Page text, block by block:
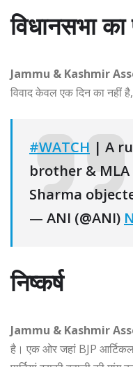
विधानसभा का
Jammu & Kashmir
विवाद केवल एक दिन का नहीं
#WATCH | A
brother &
Sharma
— ANI (@ANI)
निष्कर्ष
Jammu & Kashmir
है। एक ओर जहां BJP